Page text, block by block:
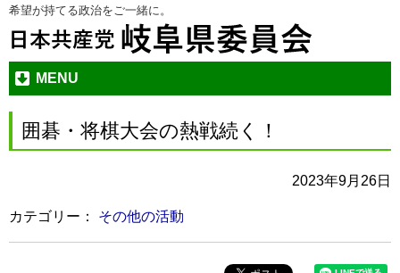
本
文
ジ
ャ
メ
ニ
ー
へ
る
希望が持てる政治をご一緒に。
MENU
囲碁・将棋大会の熱戦続く！
2023年9月26日
カテゴリー： その他の活動